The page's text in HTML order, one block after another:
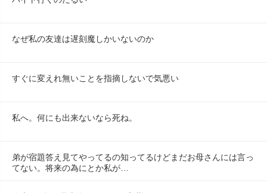
なぜ私の友達は遅刻魔しかいないのか
すぐに変えれ無いことを指摘しないで気悪い
私へ。何にも出来ないなら死ね。
弟が宿題答え見てやってるの知ってるけどまだお母さんには言っ
てない。将来の為にとか私が…